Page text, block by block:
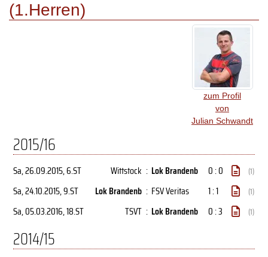
(1.Herren)
zum Profil
von
Julian Schwandt
2015/16
Sa, 26.09.2015, 6.ST Wittstock : Lok Brandenb 0 : 0 (1)
Sa, 24.10.2015, 9.ST Lok Brandenb : FSV Veritas 1 : 1 (1)
Sa, 05.03.2016, 18.ST TSVT : Lok Brandenb 0 : 3 (1)
2014/15